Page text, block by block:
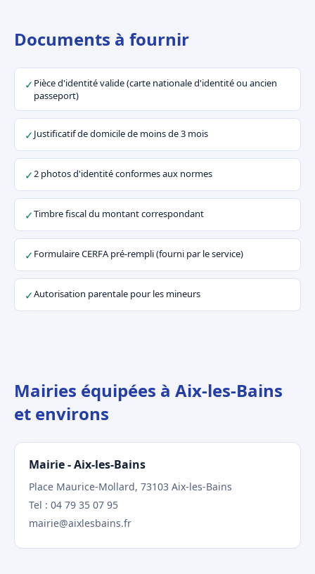
Documents à fournir
✓ Pièce d'identité valide (carte nationale d'identité ou ancien
passeport)
✓Justificatif de domicile de moins de 3 mois
✓2 photos d'identité conformes aux normes
✓Timbre fiscal du montant correspondant
✓ Formulaire CERFA pré-rempli (fourni par le service)
✓Autorisation parentale pour les mineurs
Mairies équipées à Aix-les-Bains
et environs
Mairie - Aix-les-Bains
Place Maurice-Mollard, 73103 Aix-les-Bains
Tel : 04 79 35 07 95
mairie@aixlesbains.fr